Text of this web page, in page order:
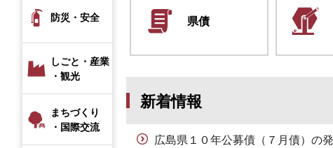
防災・安全
しごと・産業
・観光
まちづくり
・国際交流
県債
新着情報
広島県１０年公募債（７月債）の